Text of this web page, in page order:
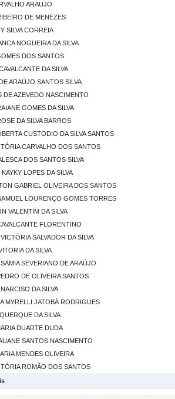
ARAUJO
DE MENEZES
SILVA CORREIA
NOGUEIRA DA SILVA
DOS SANTOS
DA SILVA
ARAÚJO SANTOS SILVA
DE AZEVEDO NASCIMENTO
GOMES DA SILVA
DA SILVA BARROS
CUSTODIO DA SILVA SANTOS
CARVALHO DOS SANTOS
DOS SANTOS SILVA
LOPES DA SILVA
GABRIEL OLIVEIRA DOS SANTOS
LOURENÇO GOMES TORRES
VALENTIM DA SILVA
FLORENTINO
SALVADOR DA SILVA
DA SILVA
SEVERIANO DE ARAÚJO
DE OLIVEIRA SANTOS
DA SILVA
MYRELLI JATOBÁ RODRIGUES
DA SILVA
DUARTE DUDA
SANTOS NASCIMENTO
MENDES OLIVEIRA
ROMÃO DOS SANTOS